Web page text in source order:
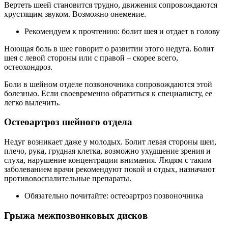
Вертеть шеей становится трудно, движения сопровождаются
хрустящим звуком. Возможно онемение.
Рекомендуем к прочтению: болит шея и отдает в голову
Ноющая боль в шее говорит о развитии этого недуга. Болит
шея с левой стороны или с правой – скорее всего,
остеохондроз.
Боли в шейном отделе позвоночника сопровождаются этой
болезнью. Если своевременно обратиться к специалисту, ее
легко вылечить.
Остеоартроз шейного отдела
Недуг возникает даже у молодых. Болит левая стороны шеи,
плечо, рука, грудная клетка, возможно ухудшение зрения и
слуха, нарушение концентрации внимания. Людям с таким
заболеванием врачи рекомендуют покой и отдых, назначают
противовоспалительные препараты.
Обязательно почитайте: остеоартроз позвоночника
Грыжа межпозвонковых дисков